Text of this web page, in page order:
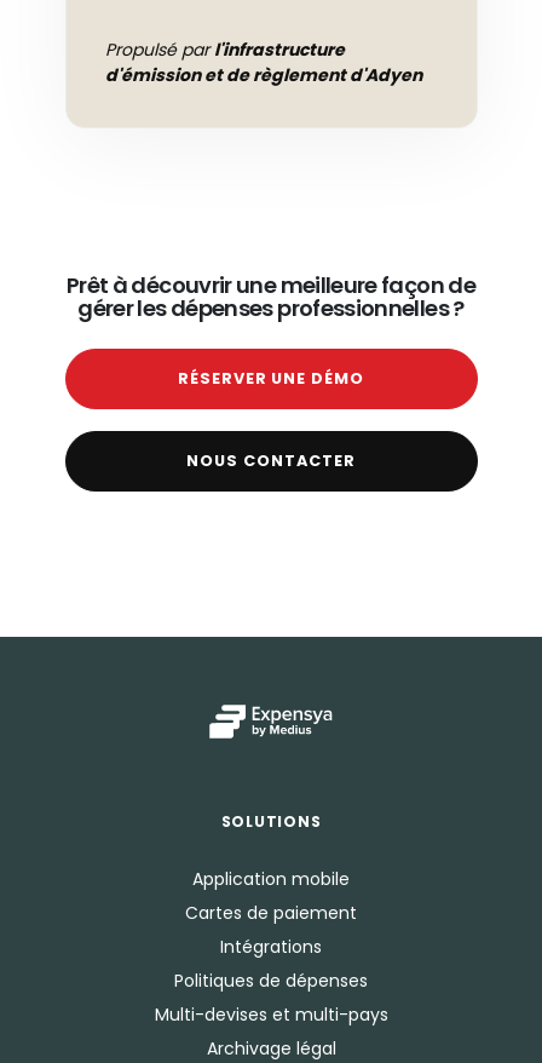
Propulsé parl'infrastructure
d'émission et de règlement d'Adyen
Prêt à découvrir une meilleure façon de
gérer les dépenses professionnelles ?
RÉSERVER UNE DÉMO
NOUS CONTACTER
SOLUTIONS
Application mobile
Cartes de paiement
Intégrations
Politiques de dépenses
Multi-devises et multi-pays
Archivage légal